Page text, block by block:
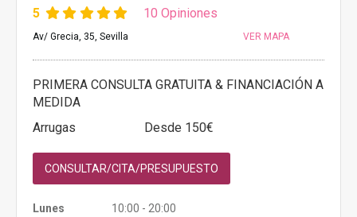
5 10 Opiniones
Av/ Grecia, 35, Sevilla VER MAPA
PRIMERA CONSULTA GRATUITA & FINANCIACIÓN A
MEDIDA
Arrugas
Desde 150€
CONSULTAR/CITA/PRESUPUESTO
Lunes
10:00 - 20:00